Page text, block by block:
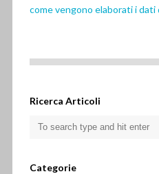
come vengono elaborati i
Ricerca Articoli
Categorie